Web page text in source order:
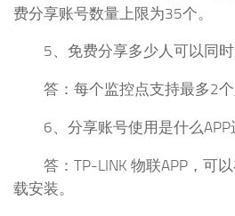
费分享账号数量上限为35个。
5、免费分享多少人可以同时
答：每个监控点支持最多2个
6、分享账号使用是什么APP
答：TP-LINK 物联APP，可以
载安装。